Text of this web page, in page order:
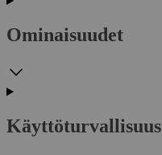
Ominaisuudet
Käyttöturvallisuus